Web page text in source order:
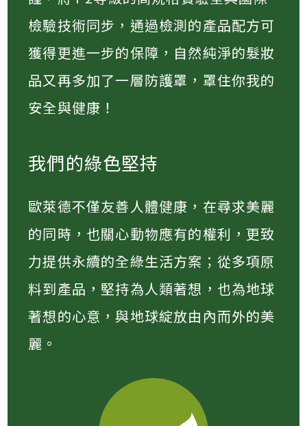
檢驗技術同步，通過檢測的產品配方可
獲得更進一步的保障，自然純淨的髮妝
品又再多加了一層防護罩，罩住你我的
安全與健康！
我們的綠色堅持
歐萊德不僅友善人體健康，在尋求美麗
的同時，也關心動物應有的權利，更致
力提供永續的全綠生活方案；從多項原
料到產品，堅持為人類著想，也為地球
著想的心意，與地球綻放由內而外的美
麗。